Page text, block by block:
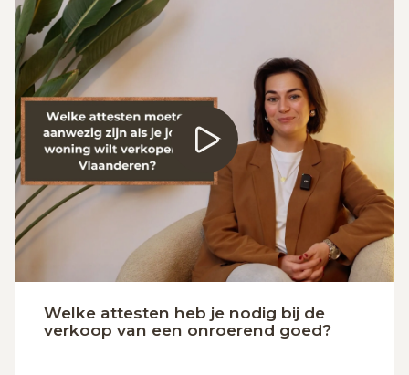
Welke attesten heb je nodig bij de
verkoop van een onroerend goed?